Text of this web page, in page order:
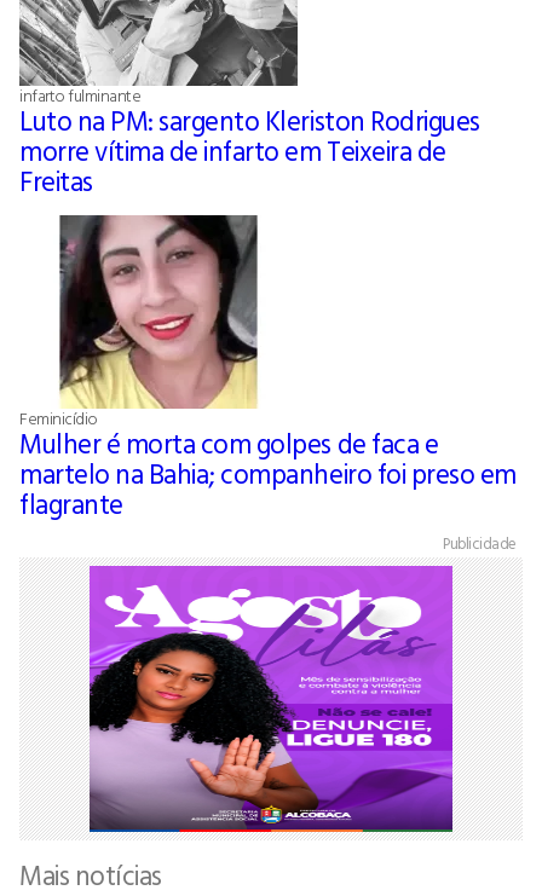
infarto fulminante
Luto na PM: sargento Kleriston Rodrigues
morre vítima de infarto em Teixeira de
Freitas
Feminicídio
Mulher é morta com golpes de faca e
martelo na Bahia; companheiro foi preso em
flagrante
Publicidade
Mais notícias